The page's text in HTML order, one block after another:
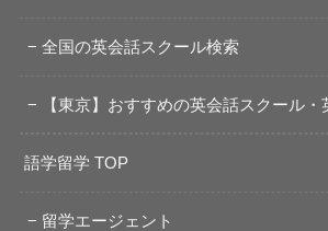
全国の英会話スクール検索
【東京】おすすめの英会話スクール
語学留学 TOP
留学エージェント